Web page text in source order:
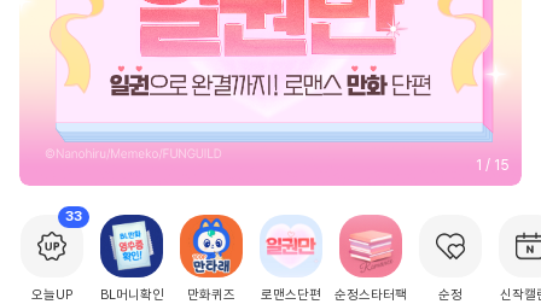
2 / 15
33
오늘UP BL머니확인 만화퀴즈 로맨스단편 순정스타터팩 순정 신작캘